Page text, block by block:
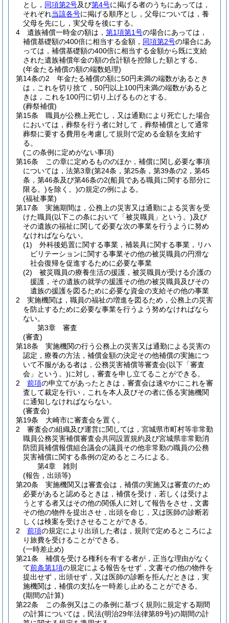
とし， 同項第2号及び第4号に掲げる者のうちにあっては，
それぞれ当該各号に掲げる順序とし，父母については，養
父母を先にし，実父母を後にする。
4
遺族補償一時金の額は， 第1項第1号の場合にあっては，
補償基礎額の400倍に相当する金額， 同項第2号の場合にあ
っては，補償基礎額の400倍に相当する金額から既に支給
された遺族補償年金の額の合計額を控除した額とする。
(年金たる補償の額の端数処理)
第14条の2
年金たる補償の額に50円未満の端数があるとき
は，これを切り捨て，50円以上100円未満の端数があると
きは，これを100円に切り上げるものとする。
(葬祭補償)
第15条
職員が公務上死亡し，又は通勤により死亡した場合
においては，葬祭を行う者に対して，葬祭補償として通常
葬祭に要する費用を考慮して規則で定める金額を支給す
る。
(この条例に定めがない事項)
第16条
この章に定めるもののほか，補償に関し必要な事項
については，法第3章(第24条，第25条，第39条の2，第45
条，第46条及び第46条の2(船員である職員に関する部分に
限る。)を除く。)の規定の例による。
(福祉事業)
第17条
実施期間は，公務上の災害又は通勤による災害を受
けた職員(以下この条において「被災職員」という。)及び
その遺族の福祉に関して必要な次の事業を行うように努め
なければならない。
(1)
外科後処置に関する事業，補装具に関する事業，リハ
ビリテーションに関する事業その他の被災職員の円滑な
社会復帰を促進するために必要な事業
(2)
被災職員の療養生活の援護，被災職員が受ける介護の
援護，その遺族の就学の援護その他の被災職員及びその
遺族の援護を図るために必要な資金の支給その他の事業
2
実施機関は，職員の福祉の増進を図るため，公務上の災害
を防止するために必要な事業を行うよう努めなければなら
ない。
第3章
審査
(審査)
第18条
実施機関の行う公務上の災害又は通勤による災害の
認定，療養の方法，補償金額の決定その他補償の実施につ
いて不服がある者は，公務災害補償等審査会(以下「審査
会」という。)に対し，審査を申し立てることができる。
2
前項の申立てがあったときは，審査会は速やかにこれを審
査して裁定を行い，これを本人及びその者に係る実施機関
に通知しなければならない。
(審査会)
第19条
大崎市に審査会を置く。
2
審査会の組織及び運営に関しては，宮城県市町村等非常勤
職員公務災害補償審査会共同設置規約及び宮城県非常勤消
防団員補償報償組合議会の議員その他非常勤の職員の公務
災害補償に関する条例の定めるところによる。
第4章
雑則
(報告，出頭等)
第20条
実施機関又は審査会は，補償の実施又は審査のため
必要があると認めるときは，補償を受け，若しくは受けよ
うとする者又はその他の関係人に対して報告をさせ，文書
その他の物件を提出させ，出頭を命じ，又は医師の診断若
しくは検案を受けさせることができる。
2
前項の規定により出頭した者は，規則で定めるところによ
り旅費を受けることができる。
(一時差止め)
第21条
補償を受ける権利を有する者が，正当な理由がなく
て前条第1項の規定による報告をせず，文書その他の物件を
提出せず，出頭せず，又は医師の診断を拒んだときは，実
施機関は，補償の支払を一時差し止めることができる。
(期間の計算)
第22条
この条例又はこの条例に基づく規則に規定する期間
の計算については，民法(明治29年法律第89号)の期間の計